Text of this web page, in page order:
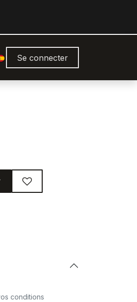
Se connecter
conditions